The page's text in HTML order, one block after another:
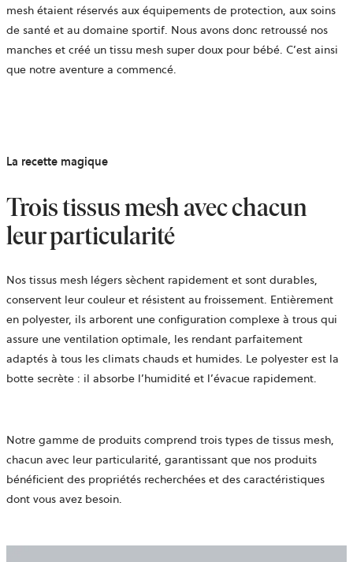
mesh étaient réservés aux équipements de protection, aux soins
de santé et au domaine sportif. Nous avons donc retroussé nos
manches et créé un tissu mesh super doux pour bébé. C’est ainsi
que notre aventure a commencé.
La recette magique
Trois tissus mesh avec chacun
leur particularité
Nos tissus mesh légers sèchent rapidement et sont durables,
conservent leur couleur et résistent au froissement. Entièrement
en polyester, ils arborent une configuration complexe à trous qui
assure une ventilation optimale, les rendant parfaitement
adaptés à tous les climats chauds et humides. Le polyester est la
botte secrète : il absorbe l’humidité et l’évacue rapidement.
Notre gamme de produits comprend trois types de tissus mesh,
chacun avec leur particularité, garantissant que nos produits
bénéficient des propriétés recherchées et des caractéristiques
dont vous avez besoin.